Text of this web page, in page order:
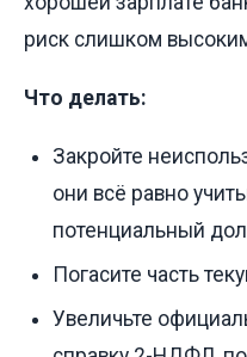
риск слишком
Что делать:
Закройте
они всё равно
потенциальный
Погасите часть
Увеличьте